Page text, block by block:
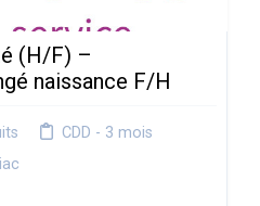
(H/F) –
naissance F/H
CDD - 3 mois